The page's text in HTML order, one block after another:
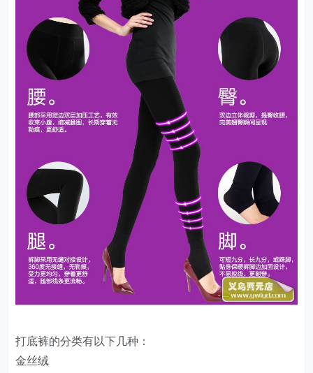
打底裤的分类有以下几种：
金丝绒